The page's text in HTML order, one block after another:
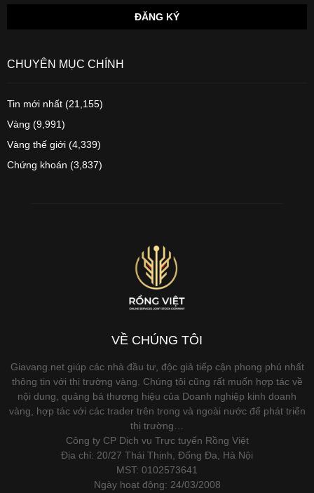
CHUYÊN MỤC CHÍNH
Tin mới nhất (21,155)
Vàng (9,991)
Vàng thế giới (4,339)
Chứng khoán (3,837)
VỀ CHÚNG TÔI
Giavang.net giúp các nhà đầu tư, độc giả tiếp cận phong phú nhất
thông tin với thị trường vàng. Chúng tôi cũng rất muốn hợp tác về
nội dung, quảng bá thương hiệu của Doanh nghiệp kinh doanh
vàng, hợp tác với các trader trên trong và ngoài nước để phát triển
thị trường…
Công ty CP Dịch vụ Trực tuyến Rồng Việt
Địa chỉ: 20/27 Thái Thịnh, Đống Đa, Hà Nội
MST: 0102573641
Ngày hoạt động: 24/03/2008